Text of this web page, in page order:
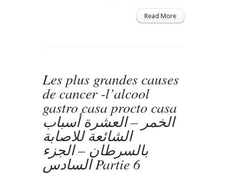
gastro
casa
casa
العشرة
أسباب
الشائعة
للاصابة
بالسرطان
-الجزء
Read More
Les plus grandes causes
de cancer -l’alcool
gastro casa procto casa
الخمر – العشرة أسباب
الشائعة للاصابة
بالسرطان – الجزء
السادس Partie 6